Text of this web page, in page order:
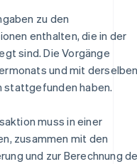
zu den
enthalten, die in der
sind. Die Vorgänge
und mit
stattgefunden haben.
muss in einer
zusammen mit den
und zur Berechnung